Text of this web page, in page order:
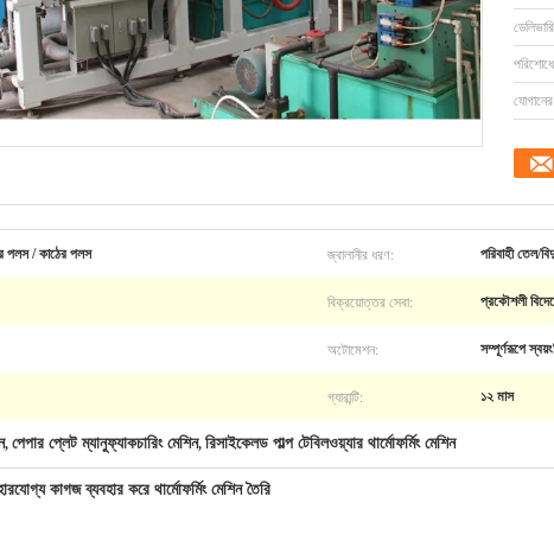
পলস / কাঠের পলস জ্বালানীর ধরণ: পরিবাহী তেল/
বিক্রয়োত্তর সেবা: প্রকৌশলী
অটোমেশন: সম্পূর্ণরূপে
গ্যারান্টি: ১২ মাস
, পেপার প্লেট ম্যানুফ্যাকচারিং মেশিন, রিসাইকেলড পাল্প টেবিলওয়্যার থার্মোফর্মিং মেশিন
কাগজ ব্যবহার করে থার্মোফর্মিং মেশিন তৈরি